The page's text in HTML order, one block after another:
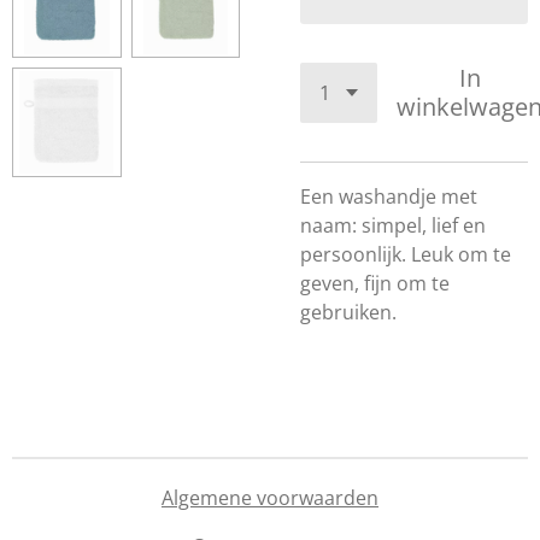
In
Een washandje met
naam: simpel, lief en
persoonlijk. Leuk om te
geven, fijn om te
gebruiken.
Algemene voorwaarden